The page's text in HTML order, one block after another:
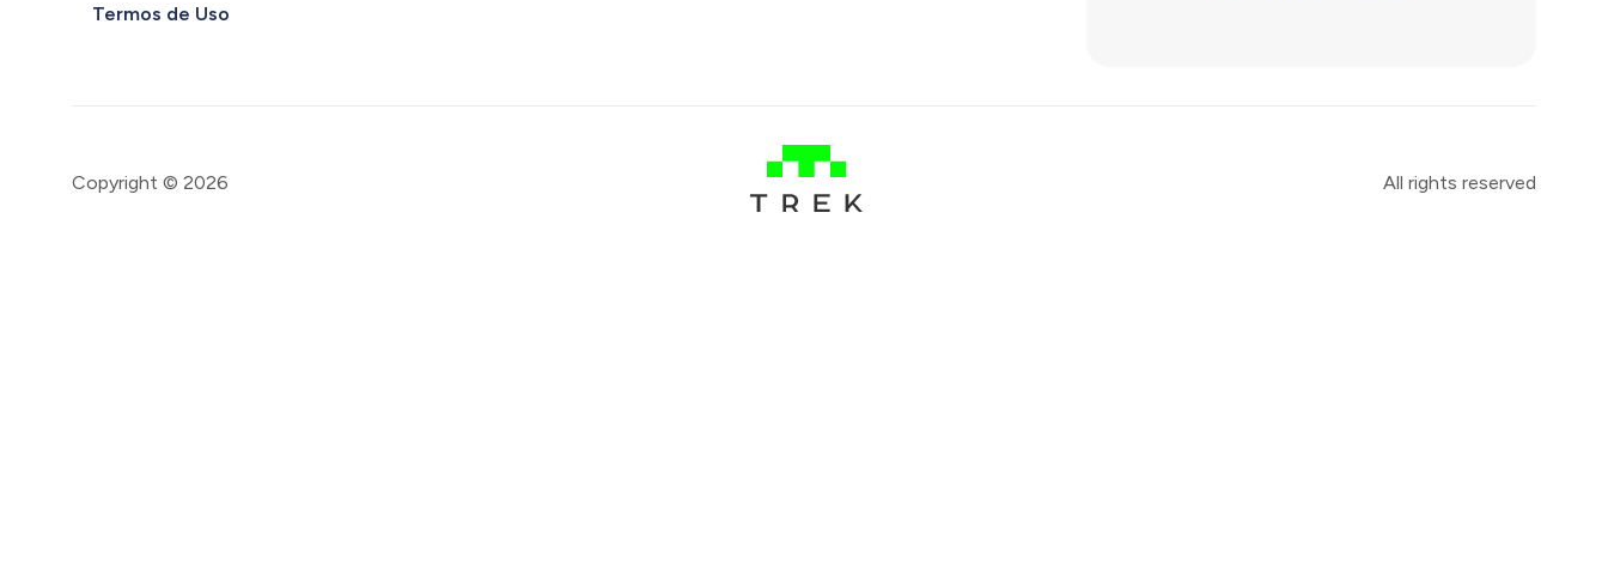
Termos de Uso
Copyright © 2026 All rights reserved